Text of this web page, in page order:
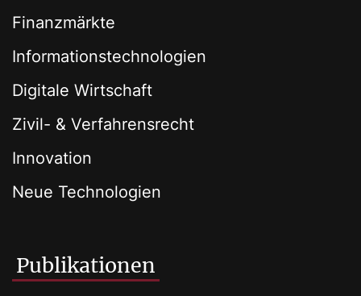
Finanzmärkte
Informationstechnologien
Digitale Wirtschaft
Zivil- & Verfahrensrecht
Innovation
Neue Technologien
Publikationen